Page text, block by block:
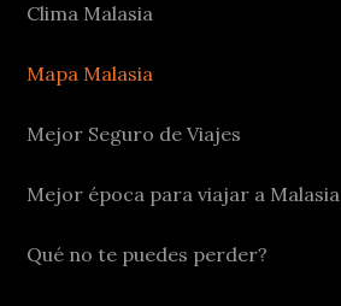
Clima Malasia
Mapa Malasia
Mejor Seguro de Viajes
Mejor época para viajar a Malasia
Qué no te puedes perder?